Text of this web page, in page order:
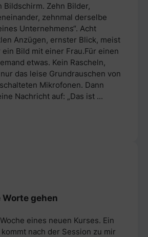
Bildschirm. Zehn Bilder,
zehnmal derselbe
Unternehmens“. Acht
Anzügen, ernster Blick, meist
ein Bild mit einer Frau.Für einen
etwas. Kein Rascheln,
das leise Grundrauschen von
Mikrofonen. Dann
Nachricht auf: „Das ist ...
gehen
eines neuen Kurses. Ein
nach der Session zu mir